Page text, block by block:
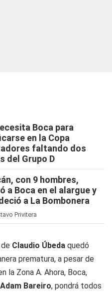
Boca para
en la Copa
faltando dos
del Grupo D
con 9 hombres,
a Boca en el alargue y
a La Bombonera
Privitera
Claudio Úbeda quedó
prematura, a pesar de
la Zona A. Ahora, Boca,
Adam Bareiro, pondrá todos